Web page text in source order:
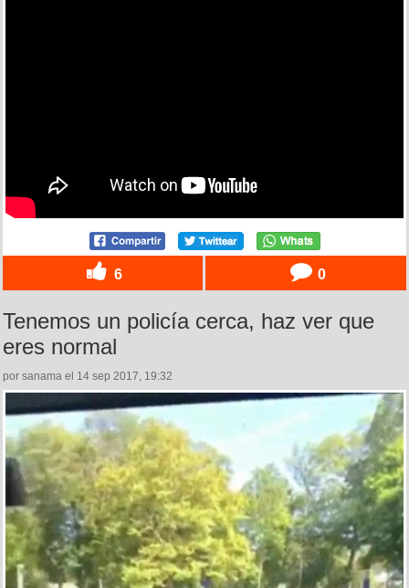
6 0
Tenemos un policía cerca, haz ver que
eres normal
por sanama el 14 sep 2017, 19:32